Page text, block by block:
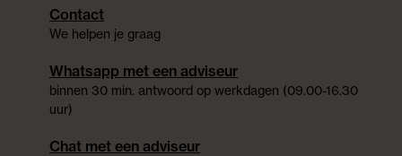
Contact
We helpen je graag
Whatsapp met een adviseur
binnen 30 min. antwoord op werkdagen (09.00-16.30
uur)
Chat met een adviseur